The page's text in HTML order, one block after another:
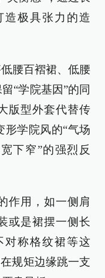
造极具张力的造
腰百褶裙、低腰
“学院基因”的同
版型外套代替传
形学院风的“气场
下窄”的强烈反
作用，如一侧肩
或是裙摆一侧长
对称格纹裙等这
规矩边缘跳一支